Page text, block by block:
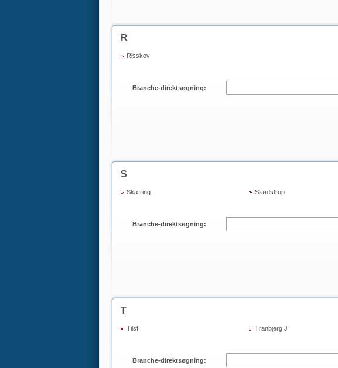
R
Risskov
Branche-direktsøgning:
S
Skæring Skødstrup
Branche-direktsøgning:
T
Tilst Tranbjerg J
Branche-direktsøgning: